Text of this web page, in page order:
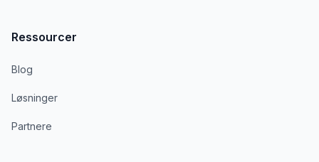
Ressourcer
Blog
Løsninger
Partnere